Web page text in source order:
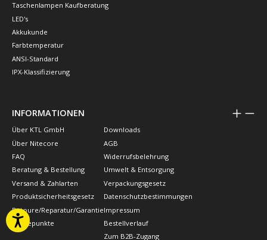
Taschenlampen Kaufberatung
LED's
Akkukunde
Farbtemperatur
ANSI-Standard
IPX-Klassifizierung
INFORMATIONEN
Über KTL GmbH
Über Nitecore
FAQ
Beratung & Bestellung
Versand & Zahlarten
Produktsicherheitsgesetz
Retoure/Reparatur/Garantie
Treuepunkte
Downloads
AGB
Widerrufsbelehrung
Umwelt & Entsorgung
Verpackungsgesetz
Datenschutzbestimmungen
Impressum
Bestellverlauf
Zum B2B-Zugang